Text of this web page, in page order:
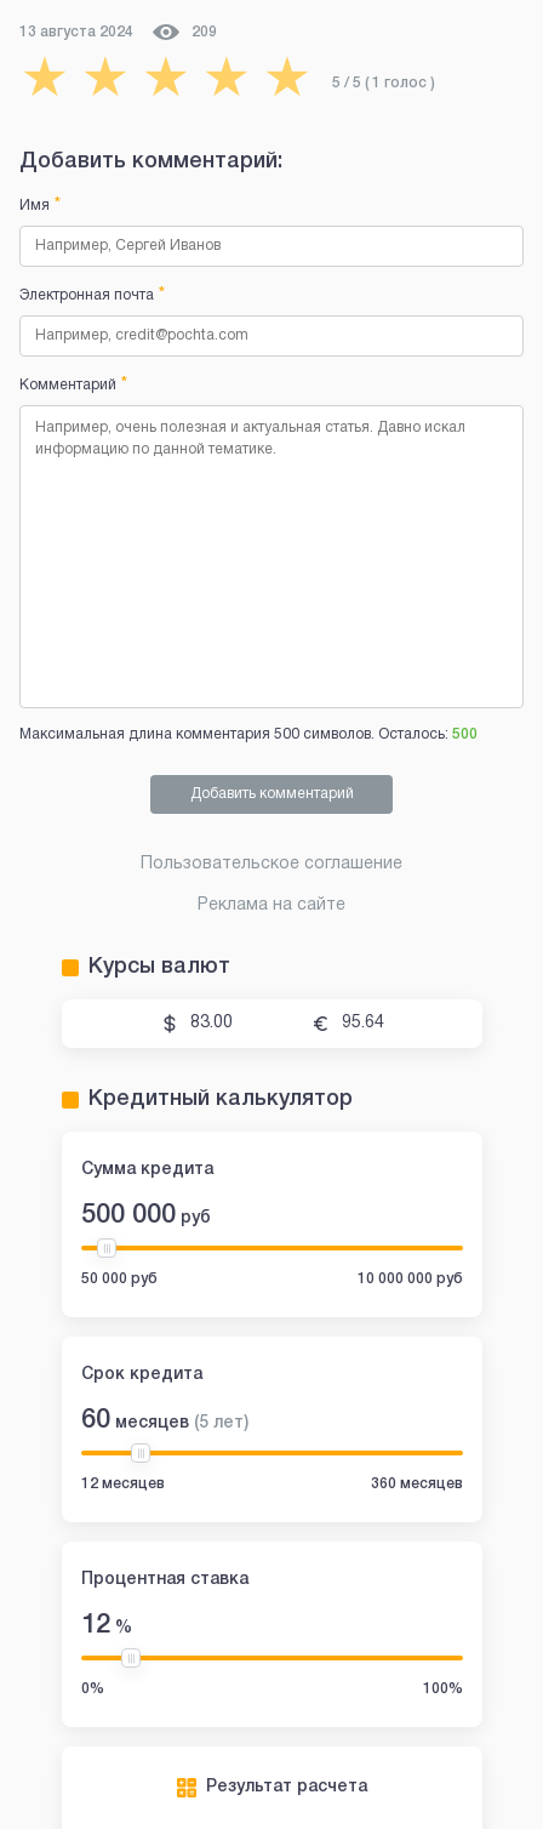
13 августа 2024 209
★ ★ ★ ★ ★ 5 / 5 ( 1 голос )
Добавить комментарий:
Имя *
Электронная почта *
Комментарий *
Максимальная длина комментария 500 символов. Осталось: 500
Добавить комментарий
Пользовательское соглашение
Реклама на сайте
Курсы валют
83.00 95.64
Кредитный калькулятор
Сумма кредита
500 000 руб
50 000 руб 10 000 000 руб
Срок кредита
60 месяцев (5 лет)
12 месяцев 360 месяцев
Процентная ставка
12%
0% 100%
Результат расчета